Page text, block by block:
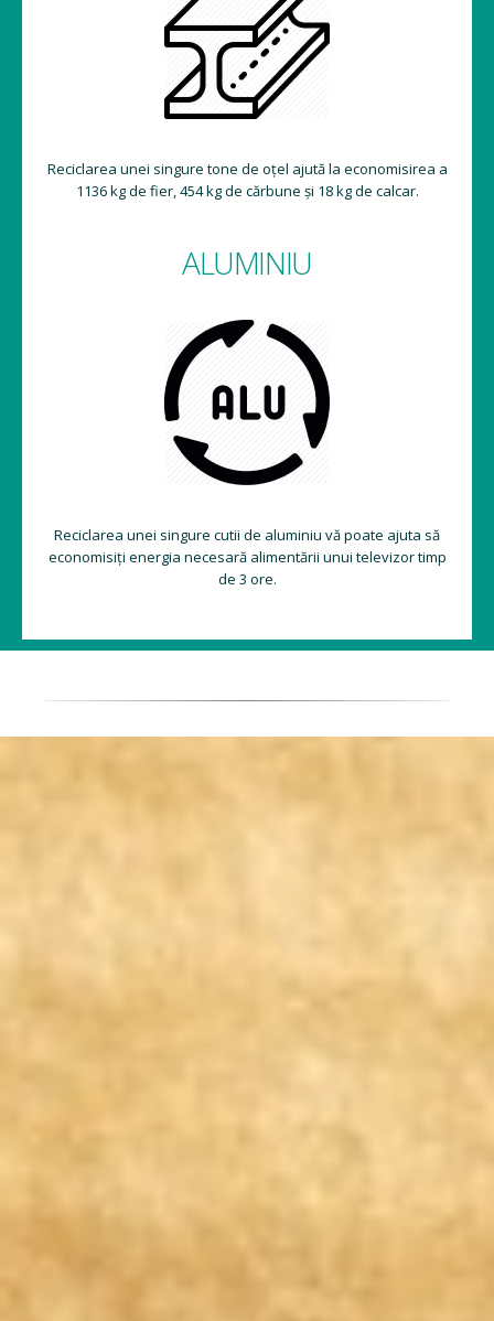
Reciclarea unei singure tone de oțel ajută la economisirea a
1136 kg de fier, 454 kg de cărbune și 18 kg de calcar.
ALUMINIU
Reciclarea unei singure cutii de aluminiu vă poate ajuta să
economisiți energia necesară alimentării unui televizor timp
de 3 ore.